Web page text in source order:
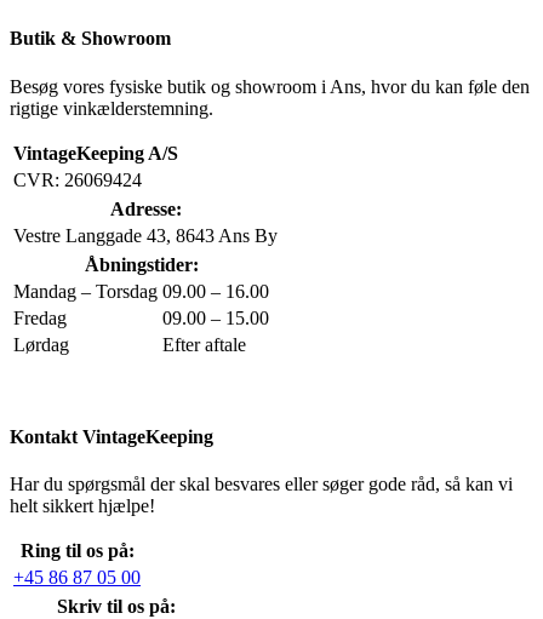
Butik & Showroom
Besøg vores fysiske butik og showroom i Ans, hvor du kan føle den
rigtige vinkælderstemning.
VintageKeeping A/S
CVR: 26069424
Adresse:
Vestre Langgade 43, 8643 Ans By
Åbningstider:
Mandag – Torsdag 09.00 – 16.00
Fredag
09.00 – 15.00
Lørdag
Efter aftale
Kontakt VintageKeeping
Har du spørgsmål der skal besvares eller søger gode råd, så kan vi
helt sikkert hjælpe!
Ring til os på:
+45 86 87 05 00
Skriv til os på: